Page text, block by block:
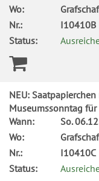
Wo:
Nr.:
I10410B
Status:
NEU:
Museumssonntag für
Wann:
So.
Wo:
Nr.:
I10410C
Status: